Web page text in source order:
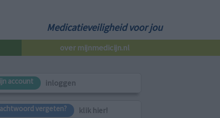
Medicatieveiligheid voor jou
over mijnmedicijn.nl
account inloggen
vergeten? klik hier!